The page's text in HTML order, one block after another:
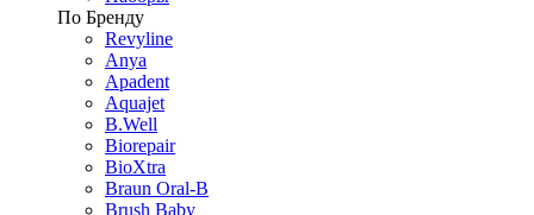
По Бренду
Revyline
Anya
Apadent
Aquajet
B.Well
Biorepair
BioXtra
Braun Oral-B
Brush Baby